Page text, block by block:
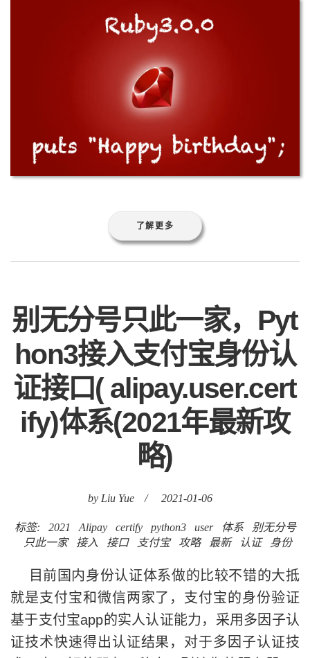
了解更多
别无分号只此一家，Pyt
hon3接入支付宝身份认
证接口( alipay.user.cert
ify)体系(2021年最新攻
略)
by Liu Yue / 2021-01-06
标签: 2021 Alipay certify python3 user 体系
别无分号
只此一家
接入 接口 支付宝 攻略 最新 认证 身份
目前国内身份认证体系做的比较不错的大抵
就是支付宝和微信两家了，支付宝的身份验证
基于支付宝app的实人认证能力，采用多因子认
证技术快速得出认证结果，对于多因子认证技